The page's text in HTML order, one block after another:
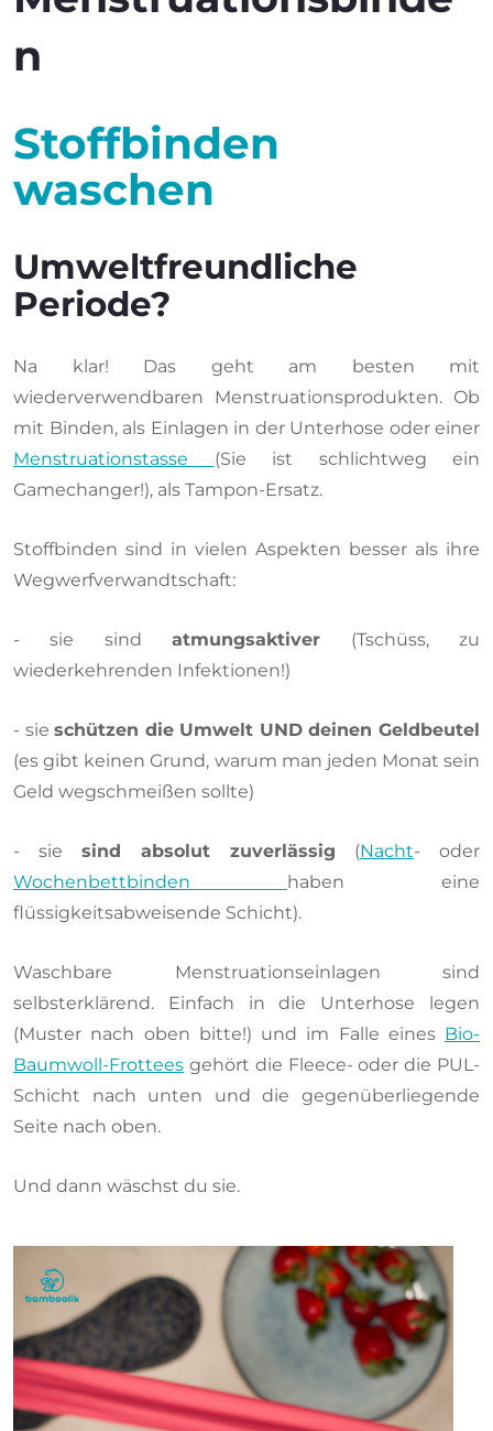
n
Stoffbinden
waschen
Umweltfreundliche
Periode?
Na klar! Das geht am besten mit
wiederverwendbaren Menstruationsprodukten. Ob
mit Binden, als Einlagen in der Unterhose oder einer
Menstruationstasse (Sie ist schlichtweg ein
Gamechanger!), als Tampon-Ersatz.
Stoffbinden sind in vielen Aspekten besser als ihre
Wegwerfverwandtschaft:
- sie sindatmungsaktiver (Tschüss, zu
wiederkehrenden Infektionen!)
- sieschützen die Umwelt UND deinen Geldbeutel
(es gibt keinen Grund, warum man jeden Monat sein
Geld wegschmeißen sollte)
- sie sind absolut zuverlässig (Nacht- oder
Wochenbettbinden
haben eine
flüssigkeitsabweisende Schicht).
Waschbare Menstruationseinlagen sind
selbsterklärend. Einfach in die Unterhose legen
(Muster nach oben bitte!) und im Falle eines Bio-
Baumwoll-Frottees gehört die Fleece- oder die PUL-
Schicht nach unten und die gegenüberliegende
Seite nach oben.
Und dann wäschst du sie.